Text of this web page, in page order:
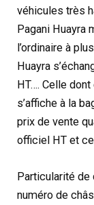
véhicules très
Pagani Huayra
l’ordinaire à
Huayra
HT…. Celle
s’affiche à la
prix de vente
officiel HT et ce
Particularité de
numéro de